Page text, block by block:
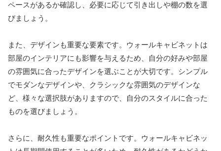
ペースがあるか確認し、必要に応じて引き出しや棚の数を選
びましょう。
また、デザインも重要な要素です。ウォールキャビネットは
部屋のインテリアにも影響を与えるため、自分の好みや部屋
の雰囲気に合ったデザインを選ぶことが大切です。シンプル
でモダンなデザインや、クラシックな雰囲気のデザインな
ど、様々な選択肢がありますので、自分のスタイルに合った
ものを選びましょう。
さらに、耐久性も重要なポイントです。ウォールキャビネッ